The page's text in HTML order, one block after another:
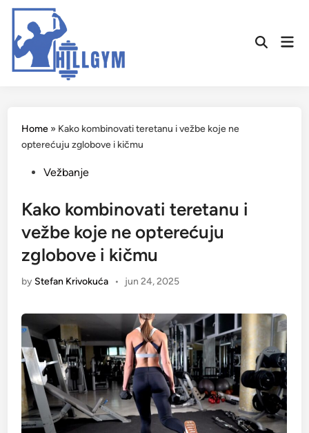
Skip
content
Open
Home » Kako kombinovati teretanu i vežbe koje ne
opterećuju zglobove i kičmu
PostedVežbanje
Kako kombinovati teretanu i
vežbe koje ne opterećuju
zglobove i kičmu
by Stefan Krivokuća • jun 24, 2025